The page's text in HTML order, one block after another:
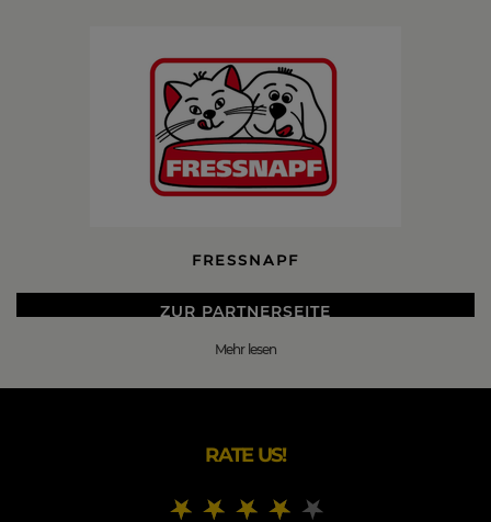
FRESSNAPF
ZUR PARTNERSEITE
lautet alles für mein Tier.
Produkten alles rund um und für dein Tier. Von Tierfutter
Mehr lesen
RATE US!